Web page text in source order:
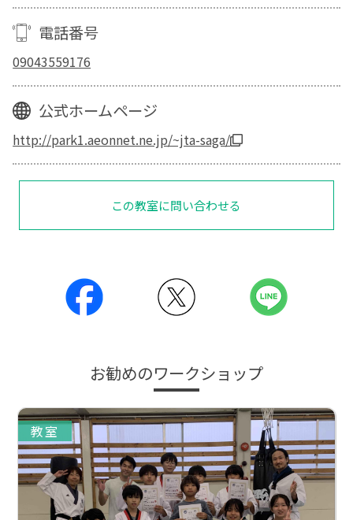
電話番号
09043559176
公式ホームページ
http://park1.aeonnet.ne.jp/~jta-saga/
この教室に問い合わせる
お勧めのワークショップ
教室